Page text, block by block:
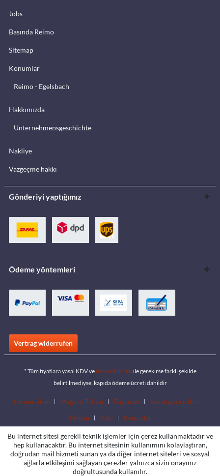
Jobs
Basında Reimo
Sitemap
Konumlar
Reimo - Egelsbach
Hakkımızda
Unternehmensgeschichte
Nakliye
Vazgeçme hakkı
Gönderiyi yaptığımız
Ödeme yöntemleri
Vertrag widerrufen
* Tüm fiyatlara yasal KDV veteslimat ücreti ile gerekirse farklı şekilde
belirtilmediyse, kapıda ödeme ücreti dahildir
İndirme alanı Mağaza Bulucu Bayi olun Katalogları indirin
İletişim Jobs Konumlar
Bu internet sitesi gerekli teknik işlemler için çerez kullanmaktadır ve
hep kullanacaktır. Bu internet sitesinin kullanımını kolaylaştıran,
doğrudan mail hizmeti sunan ya da diğer internet siteleri ve sosyal
ağlarla etkileşimi sağlayan çerezler yalnızca sizin onayınız
doğrultusunda kullanılır.